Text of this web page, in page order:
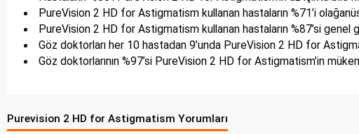
PureVision 2 HD for Astigmatism kullanan hastaların %71’i
PureVision 2 HD for Astigmatism kullanan hastaların %87’si
Göz doktorları her 10 hastadan 9’unda PureVision 2 HD for
Göz doktorlarının %97’si PureVision 2 HD for Astigmatism’in
Purevision 2 HD for Astigmatism Yorumları